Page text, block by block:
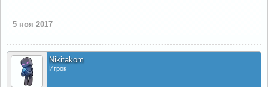
5 ноя 2017
Nikitakom
Игрок